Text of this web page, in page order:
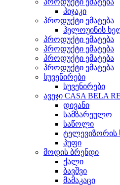
პროდუქტი ემატება
პიჯაკი
პროდუქტი ემატება
ჰელოუინის
პროდუქტი ემატება
პროდუქტი ემატება
პროდუქტი ემატება
პროდუქტი ემატება
სუვენირები
სუვენირები
ავეჯი CASA BELA
დივანი
სამზარეულო
საწოლი
ტელევიზორის
პუფი
მოდის ბრენდი
ქალი
ბავშვი
მამაკაცი